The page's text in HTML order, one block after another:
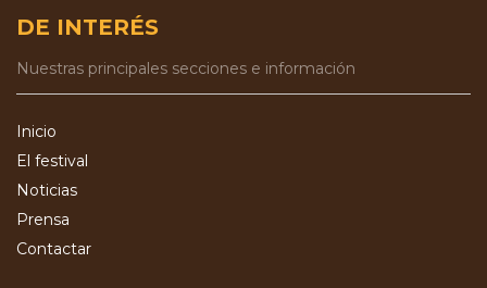
DE INTERÉS
Nuestras principales secciones e información
Inicio
El festival
Noticias
Prensa
Contactar